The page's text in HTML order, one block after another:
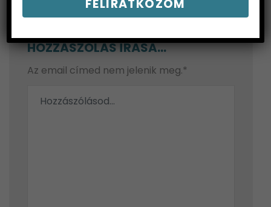
HOZZÁSZÓLÁS ÍRÁSA...
Az email címed nem jelenik meg.*